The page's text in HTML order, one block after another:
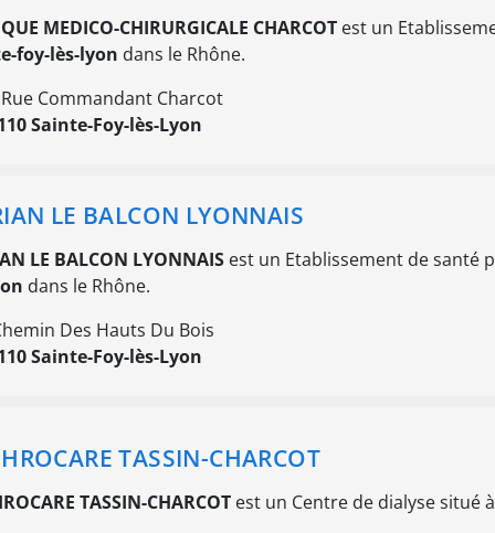
MEDICO-CHIRURGICALE CHARCOT est un
foy-lès-lyon dans le Rhône.
Commandant Charcot
Sainte-Foy-lès-Lyon
LE BALCON LYONNAIS
LE BALCON LYONNAIS est un Etablissement de santé
dans le Rhône.
Des Hauts Du Bois
Sainte-Foy-lès-Lyon
TASSIN-CHARCOT
TASSIN-CHARCOT est un Centre de dialyse situé